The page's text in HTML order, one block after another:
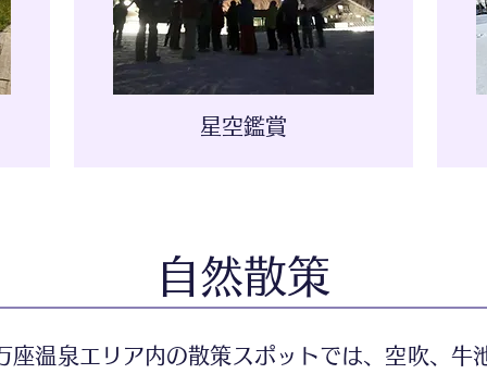
星空鑑賞
自然散策
温泉エリア内の散策スポットでは、空吹、牛